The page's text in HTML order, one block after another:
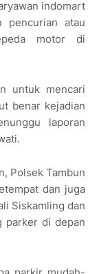
indomart
pencurian atau
motor di
untuk mencari
benar kejadian
laporan
Polsek Tambun
dan juga
Siskamling dan
parker di depan